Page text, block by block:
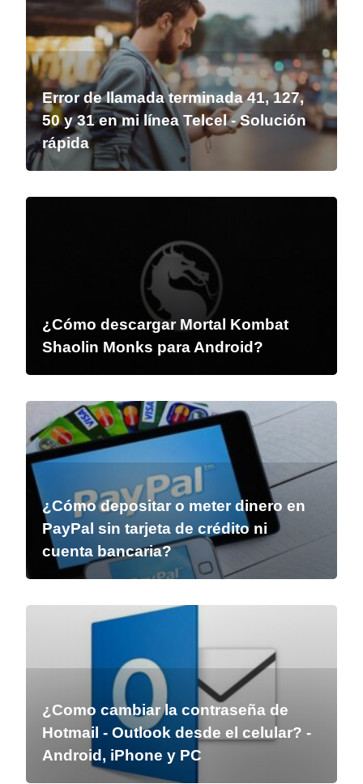
Error de llamada terminada 41, 127,
50 y 31 en mi línea Telcel - Solución
rápida
¿Cómo descargar Mortal Kombat
Shaolin Monks para Android?
¿Cómo depositar o meter dinero en
PayPal sin tarjeta de crédito ni
cuenta bancaria?
¿Como cambiar la contraseña de
Hotmail - Outlook desde el celular? -
Android, iPhone y PC